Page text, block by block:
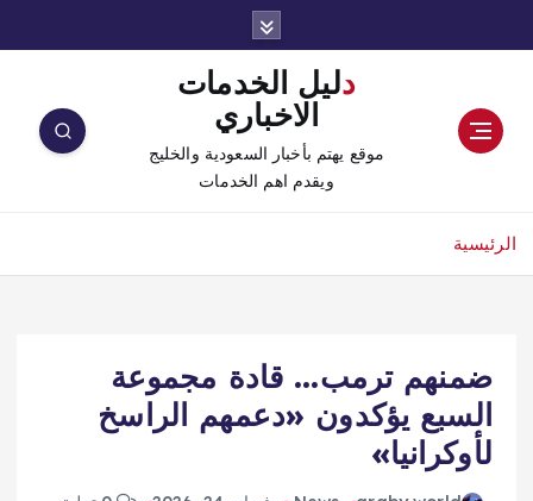
دليل الخدمات
الاخباري
موقع يهتم بأخبار السعودية والخليج
ويقدم اهم الخدمات
الرئيسية
ضمنهم ترمب… قادة مجموعة
السبع يؤكدون «دعمهم الراسخ
لأوكرانيا»